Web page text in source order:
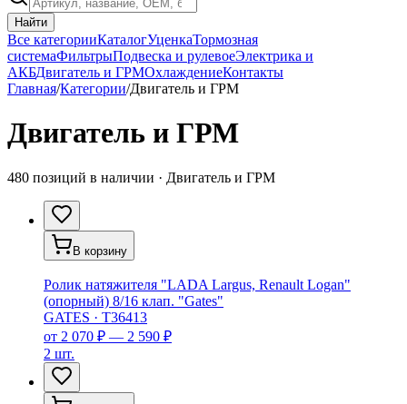
Найти
Все категорииКаталогУценкаТормозная
системаФильтрыПодвеска и рулевоеЭлектрика и
АКБДвигатель и ГРМОхлаждениеКонтакты
Главная/Категории/Двигатель и ГРМ
Двигатель и ГРМ
480 позиций в наличии · Двигатель и ГРМ
В корзину
Ролик натяжителя "LADA Largus, Renault Logan"
(опорный) 8/16 клап. "Gates"
GATES · T36413
от 2 070 ₽ — 2 590 ₽
2 шт.